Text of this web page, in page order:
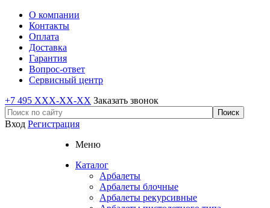
О компании
Контакты
Оплата
Доставка
Гарантия
Вопрос-ответ
Сервисный центр
+7 495 XXX-XX-XX Заказать звонок
Вход Регистрация
Меню
Каталог
Арбалеты
Арбалеты блочные
Арбалеты рекурсивные